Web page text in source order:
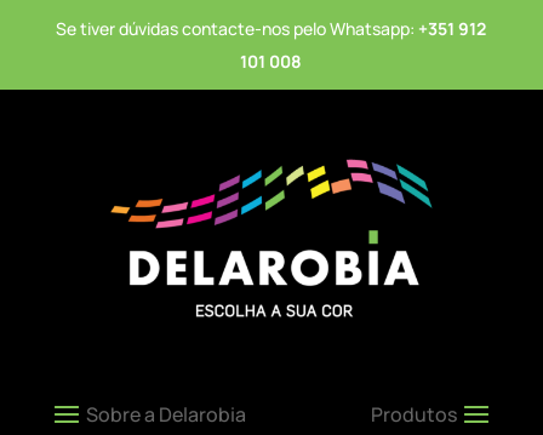
Se tiver dúvidas contacte-nos pelo Whatsapp: +351 912
101 008